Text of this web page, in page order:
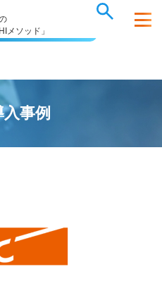
メソッド」
合わせはこちら
入事例